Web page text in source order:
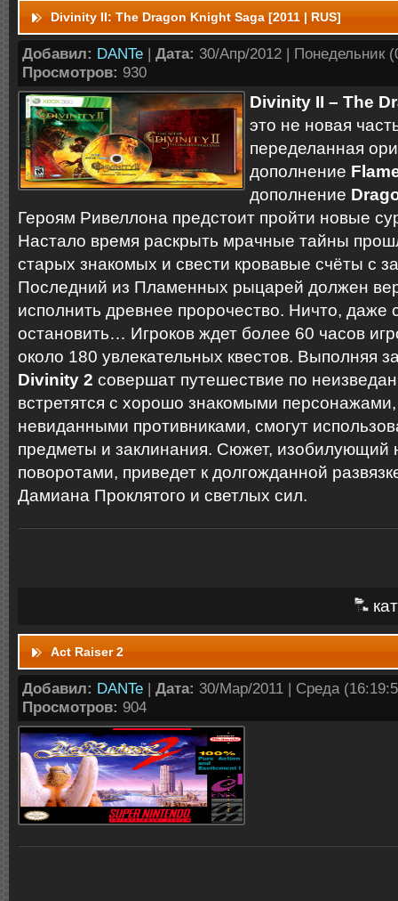
Divinity II: The Dragon Knight Saga [2011 | RUS]
Добавил: DANTe | Дата: 30/Апр/2012 | Понедельник
Просмотров: 930
Divinity II – The
это не новая
переделанная
дополнение
дополнение
Героям Ривеллона предстоит пройти новые
Настало время раскрыть мрачные тайны
старых знакомых и свести кровавые счёты с
Последний из Пламенных рыцарей должен
исполнить древнее пророчество. Ничто, даже
остановить… Игроков ждет более 60 часов
около 180 увлекательных квестов. Выполняя
Divinity 2 совершат путешествие по
встретятся с хорошо знакомыми персонажами,
невиданными противниками, смогут
предметы и заклинания. Cюжет,
поворотами, приведет к долгожданной
Дамиана Проклятого и светлых сил.
Act Raiser 2
Добавил: DANTe | Дата: 30/Мар/2011 | Среда
Просмотров: 904